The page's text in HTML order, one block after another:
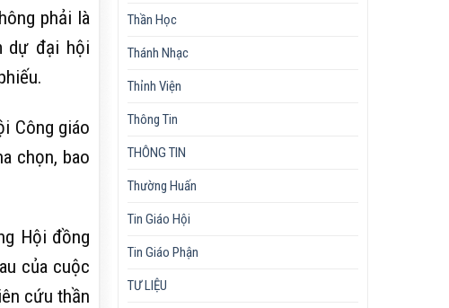
phải là
dự đại hội
Công giáo
chọn, bao
Hội đồng
của cuộc
cứu thần
Thần Học
Thánh Nhạc
Thỉnh Viện
Thông Tin
THÔNG TIN
Thường Huấn
Tin Giáo Hội
Tin Giáo Phận
TƯ LIỆU